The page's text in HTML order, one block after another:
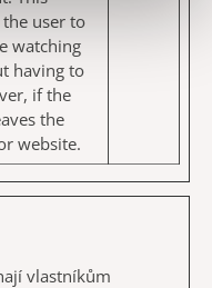
user to
watching
having to
if the
the
website.
vlastníkům